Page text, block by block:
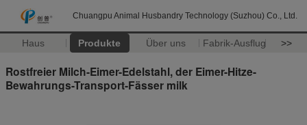
Chuangpu Animal Husbandry Technology (Suzhou) Co., Ltd.
Haus Produkte Über uns Fabrik-Ausflug >>
Rostfreier Milch-Eimer-Edelstahl, der Eimer-Hitze-
Bewahrungs-Transport-Fässer milk